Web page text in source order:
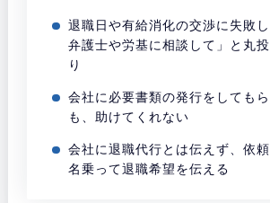
退職日や有給消化の交渉に失敗
弁護士や労基に相談して」と丸
り
会社に必要書類の発行をしても
も、助けてくれない
会社に退職代行とは伝えず、依
名乗って退職希望を伝える